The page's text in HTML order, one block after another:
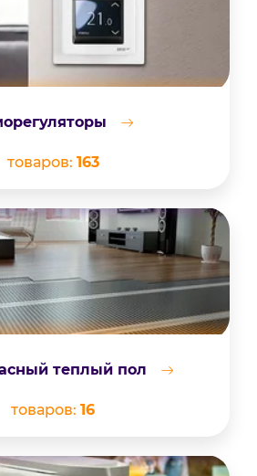
товаров: 163
теплый пол
товаров: 16